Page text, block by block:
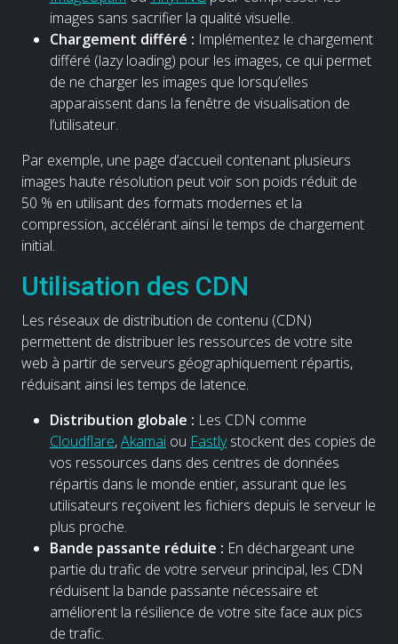
images sans sacrifier la qualité visuelle.
Chargement différé : Implémentez le chargement
différé (lazy loading) pour les images, ce qui permet
de ne charger les images que lorsqu’elles
apparaissent dans la fenêtre de visualisation de
l’utilisateur.
Par exemple, une page d’accueil contenant plusieurs
images haute résolution peut voir son poids réduit de
50 % en utilisant des formats modernes et la
compression, accélérant ainsi le temps de chargement
initial.
Utilisation des CDN
Les réseaux de distribution de contenu (CDN)
permettent de distribuer les ressources de votre site
web à partir de serveurs géographiquement répartis,
réduisant ainsi les temps de latence.
Distribution globale : Les CDN comme
Cloudflare,Akamai ou Fastlystockent des copies de
vos ressources dans des centres de données
répartis dans le monde entier, assurant que les
utilisateurs reçoivent les fichiers depuis le serveur le
plus proche.
Bande passante réduite : En déchargeant une
partie du trafic de votre serveur principal, les CDN
réduisent la bande passante nécessaire et
améliorent la résilience de votre site face aux pics
de trafic.